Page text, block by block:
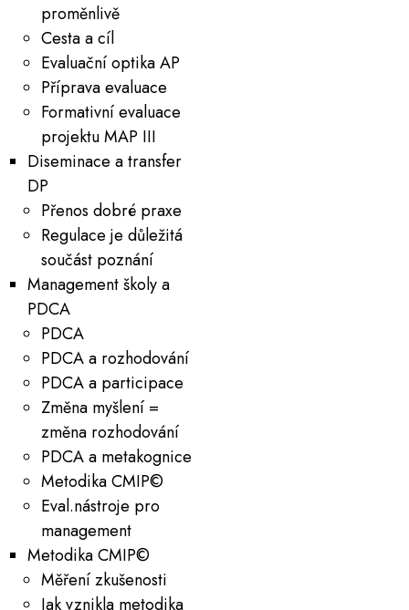
proměnlivě
Cesta a cíl
Evaluační optika AP
Příprava evaluace
Formativní evaluace
projektu MAP III
Diseminace a transfer
DP
Přenos dobré praxe
Regulace je důležitá
součást poznání
Management školy a
PDCA
PDCA
PDCA a rozhodování
PDCA a participace
Změna myšlení =
změna rozhodování
PDCA a metakognice
Metodika CMIP©
Eval.nástroje pro
management
Metodika CMIP©
Měření zkušenosti
Jak vznikla metodika